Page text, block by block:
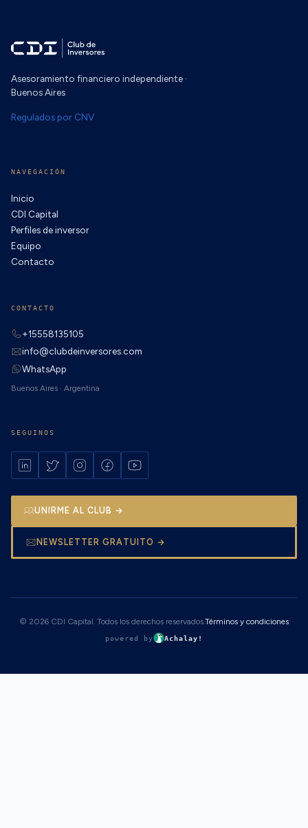
Asesoramiento financiero independiente ·
Buenos Aires
Regulados por CNV
NAVEGACIÓN
Inicio
CDI Capital
Perfiles de inversor
Equipo
Contacto
CONTACTO
+15558135105
info@clubdeinversores.com
WhatsApp
Buenos Aires · Argentina
SEGUINOS
UNIRME AL CLUB →
NEWSLETTER GRATUITO →
© 2026 CDI Capital. Todos los derechos reservados.Términos y condiciones
powered by Achalay!